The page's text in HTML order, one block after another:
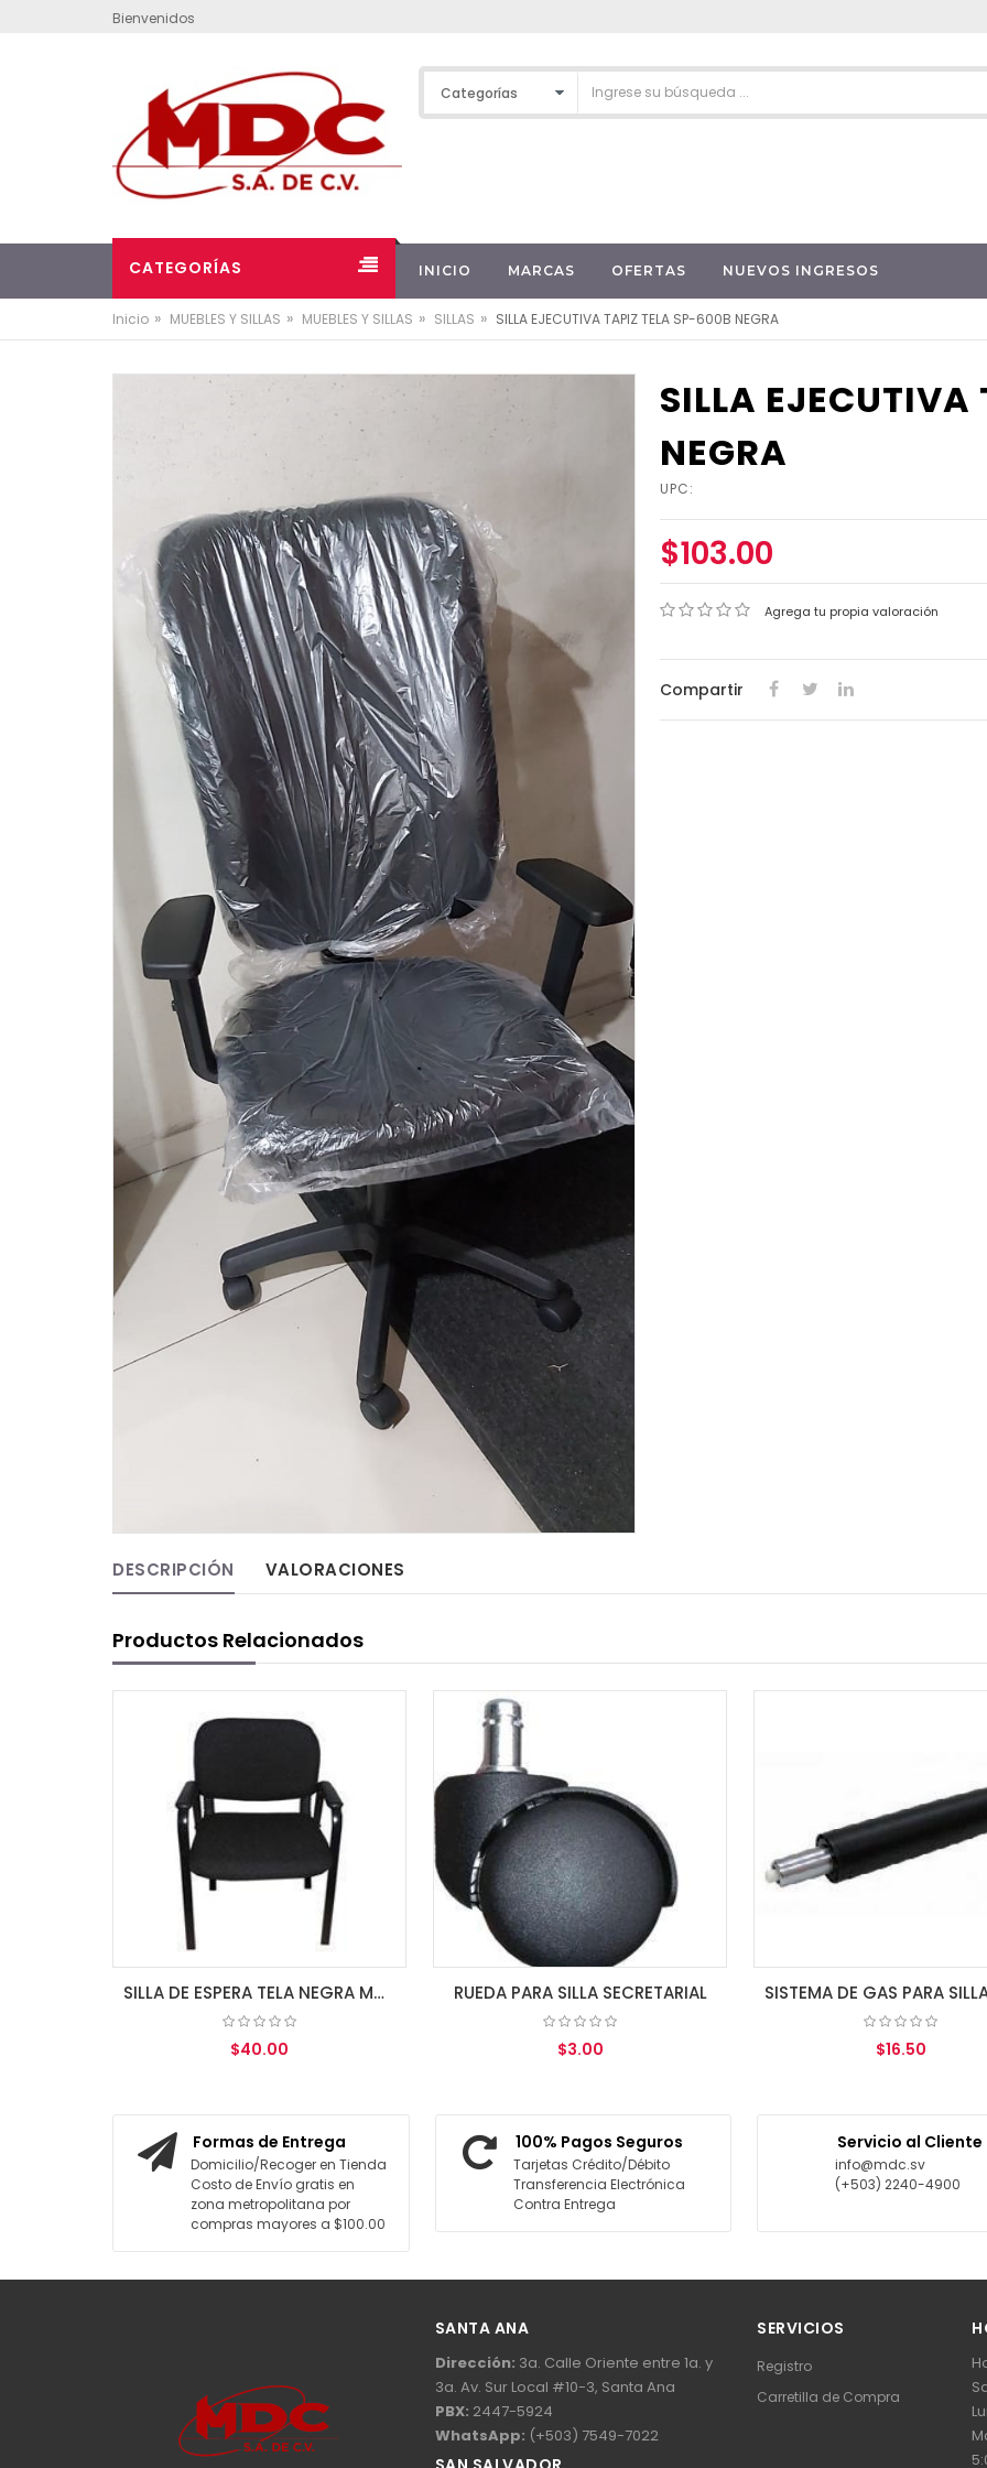
Bienvenidos
CATEGORÍAS INICIO MARCAS OFERTAS NUEVOS INGRESOS
Inicio » MUEBLES Y SILLAS » MUEBLES Y SILLAS » SILLAS » SILLA EJECUTIVA TAPIZ TELA SP-600B NEGRA
SILLA
NEGRA
UPC:
$103.00
Agrega tu propia valoración
Compartir
DESCRIPCIÓN VALORACIONES
Productos Relacionados
SILLA DE ESPERA TELA NEGRA MOD.VC-301R CON BRAZOS RUEDA PARA SILLA SECRETARIAL SISTEMA DE GAS PARA SILLA SECRETARIAL 140MM
Formas de Entrega
Domicilio/Recoger en Tienda
Costo de Envío gratis en
zona metropolitana por
compras mayores a $100.00
100% Pagos Seguros
Tarjetas Crédito/Débito
Transferencia Electrónica
Contra Entrega
Servicio al Cliente
info@mdc.sv
(+503) 2240-4900
SANTA ANA
Dirección: 3a. Calle Oriente entre 1a. y
3a. Av. Sur Local #10-3, Santa Ana
PBX: 2447-5924
WhatsApp: (+503) 7549-7022
SERVICIOS
Registro
Carretilla de Compra